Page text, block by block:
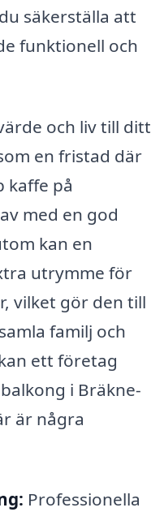
säkerställa att
funktionell och
och liv till ditt
en fristad där
kaffe på
med en god
kan en
utrymme för
vilket gör den till
familj och
ett företag
i Bräkne-
är några
Professionella